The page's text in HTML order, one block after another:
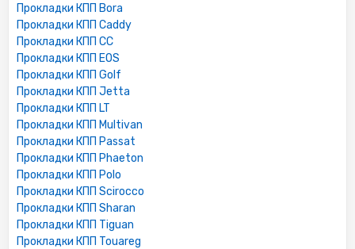
Прокладки КПП Bora
Прокладки КПП Caddy
Прокладки КПП CC
Прокладки КПП EOS
Прокладки КПП Golf
Прокладки КПП Jetta
Прокладки КПП LT
Прокладки КПП Multivan
Прокладки КПП Passat
Прокладки КПП Phaeton
Прокладки КПП Polo
Прокладки КПП Scirocco
Прокладки КПП Sharan
Прокладки КПП Tiguan
Прокладки КПП Touareg